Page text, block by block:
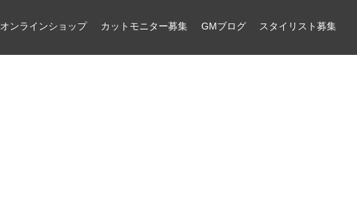
オンラインショップ カットモニター募集 GMブログ スタイリスト募集